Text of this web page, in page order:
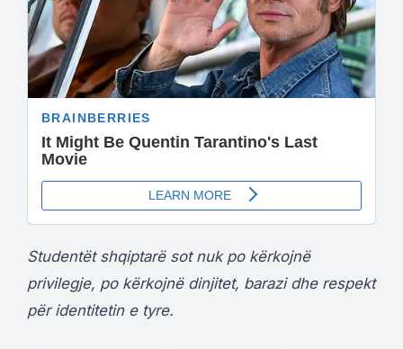
Studentët shqiptarë sot nuk po kërkojnë
privilegje, po kërkojnë dinjitet, barazi dhe respekt
për identitetin e tyre.